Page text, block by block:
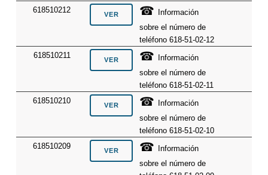
618510212
☎
Información
sobre el número de
teléfono 618-51-02-12
618510211
☎
Información
sobre el número de
teléfono 618-51-02-11
618510210
☎
Información
sobre el número de
teléfono 618-51-02-10
618510209
☎
Información
sobre el número de